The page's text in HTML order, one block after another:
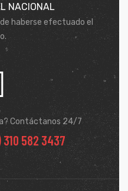
NACIONAL
haberse efectuado el
Contáctanos 24/7
582 3437